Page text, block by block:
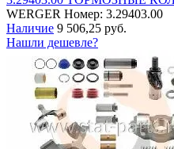
WERGER Номер: 3.29403.00
Наличие 9 506,25 руб.
Нашли дешевле?